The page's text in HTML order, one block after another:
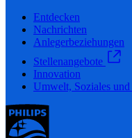
Entdecken
Nachrichten
Anlegerbeziehungen
Stellenangebote
Innovation
Umwelt, Soziales